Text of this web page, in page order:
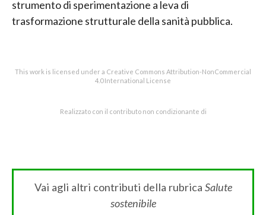
strumento di sperimentazione a leva di
trasformazione strutturale della sanità pubblica.
This work is licensed under a Creative Commons Attribution-NonCommercial
4.0 International License
Realizzato con il contributo non condizionante di
Vai agli altri contributi della rubrica Salute
sostenibile